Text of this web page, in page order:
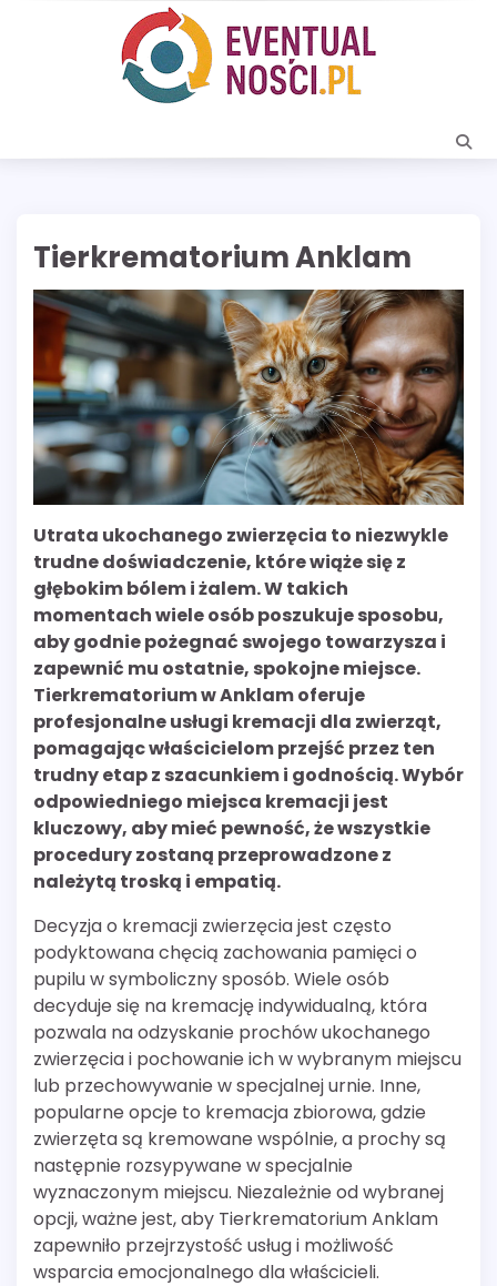
Tierkrematorium Anklam
Utrata ukochanego zwierzęcia to niezwykle
trudne doświadczenie, które wiąże się z
głębokim bólem i żalem. W takich
momentach wiele osób poszukuje sposobu,
aby godnie pożegnać swojego towarzysza i
zapewnić mu ostatnie, spokojne miejsce.
Tierkrematorium w Anklam oferuje
profesjonalne usługi kremacji dla zwierząt,
pomagając właścicielom przejść przez ten
trudny etap z szacunkiem i godnością. Wybór
odpowiedniego miejsca kremacji jest
kluczowy, aby mieć pewność, że wszystkie
procedury zostaną przeprowadzone z
należytą troską i empatią.
Decyzja o kremacji zwierzęcia jest często
podyktowana chęcią zachowania pamięci o
pupilu w symboliczny sposób. Wiele osób
decyduje się na kremację indywidualną, która
pozwala na odzyskanie prochów ukochanego
zwierzęcia i pochowanie ich w wybranym miejscu
lub przechowywanie w specjalnej urnie. Inne,
popularne opcje to kremacja zbiorowa, gdzie
zwierzęta są kremowane wspólnie, a prochy są
następnie rozsypywane w specjalnie
wyznaczonym miejscu. Niezależnie od wybranej
opcji, ważne jest, aby Tierkrematorium Anklam
zapewniło przejrzystość usług i możliwość
wsparcia emocjonalnego dla właścicieli.